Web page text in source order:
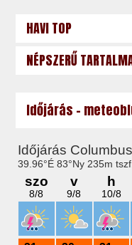
HAVI TOP
NÉPSZERŰ
Időjárás -